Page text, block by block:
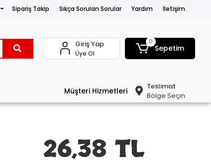
Sipariş Takip Sıkça Sorulan Sorular Yardım İletişim
Giriş Yap
Üye Ol
0
Sepetim
Müşteri Hizmetleri
Teslimat
Bölge Seçin
26,38 TL